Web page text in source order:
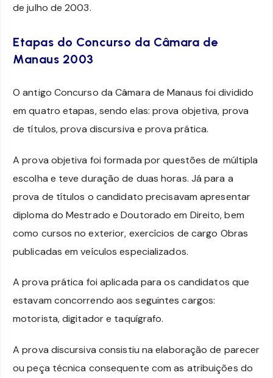
de julho de 2003.
Etapas do Concurso da Câmara de
Manaus 2003
O antigo Concurso da Câmara de Manaus foi dividido
em quatro etapas, sendo elas: prova objetiva, prova
de títulos, prova discursiva e prova prática.
A prova objetiva foi formada por questões de múltipla
escolha e teve duração de duas horas. Já para a
prova de títulos o candidato precisavam apresentar
diploma do Mestrado e Doutorado em Direito, bem
como cursos no exterior, exercícios de cargo Obras
publicadas em veículos especializados.
A prova prática foi aplicada para os candidatos que
estavam concorrendo aos seguintes cargos:
motorista, digitador e taquígrafo.
A prova discursiva consistiu na elaboração de parecer
ou peça técnica consequente com as atribuições do